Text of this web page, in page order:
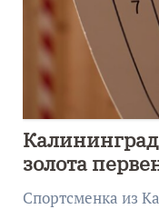
золота
метанию ножа
Спортсменка из